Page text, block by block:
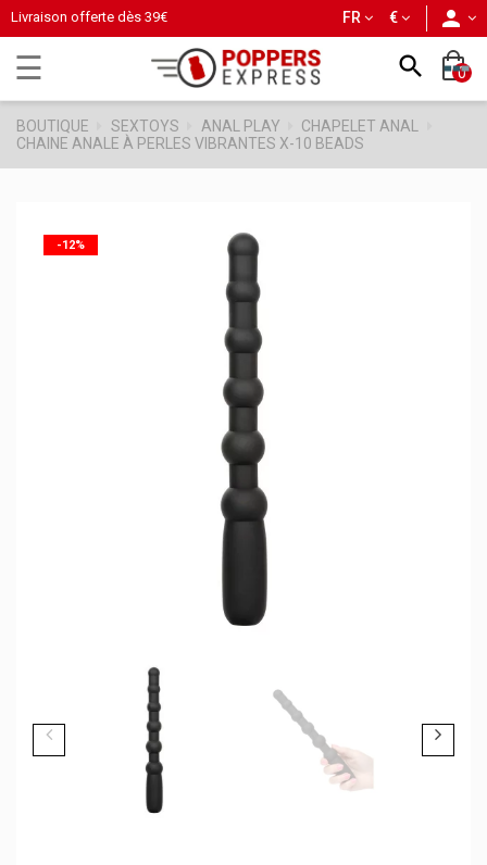
Livraison offerte dès 39€ €
FR
Basculer
la
navigation
☰  0
BOUTIQUE SEXTOYS ANAL PLAY
CHAPELET ANAL
CHAINE ANALE À PERLES VIBRANTES X-10 BEADS
-12%